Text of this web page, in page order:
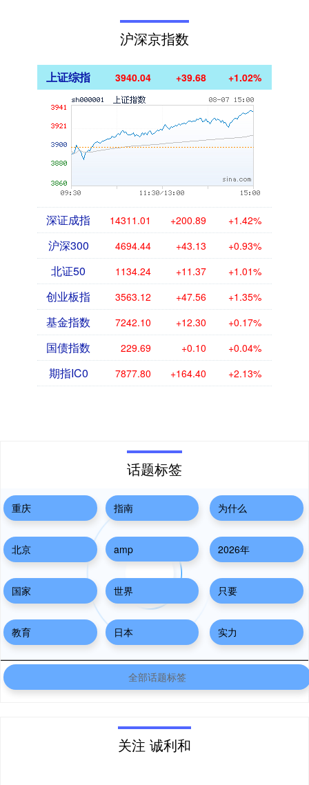
沪深京指数
上证综指 3940.04 +39.68 +1.02%
深证成指 14311.01 +200.89 +1.42%
沪深300 4694.44 +43.13 +0.93%
北证50 1134.24 +11.37 +1.01%
创业板指 3563.12 +47.56 +1.35%
基金指数 7242.10 +12.30 +0.17%
国债指数 229.69 +0.10 +0.04%
期指IC0 7877.80 +164.40 +2.13%
话题标签
重庆 指南 为什么
北京 amp 2026年
国家 世界 只要
教育 日本 实力
全部话题标签
关注 诚利和